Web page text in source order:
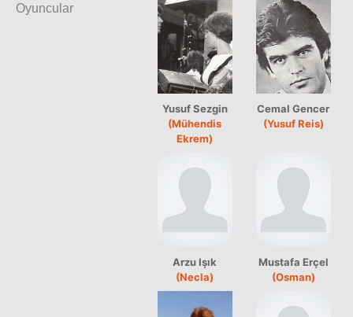
Oyuncular
Yusuf Sezgin
(Mühendis
Ekrem)
Cemal Gencer
(Yusuf Reis)
Arzu Işık
(Necla)
Mustafa Erçel
(Osman)